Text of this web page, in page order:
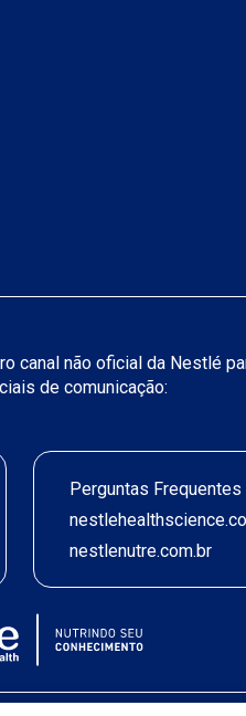
canal não oficial da Nestlé
de comunicação:
Perguntas Frequentes
nestlenutre.com.br